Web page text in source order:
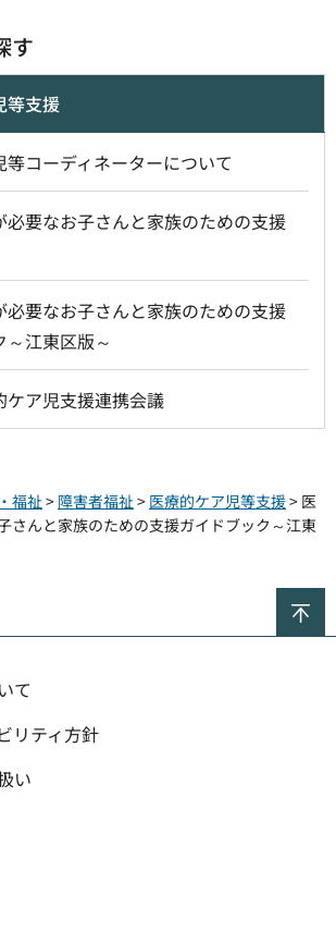
す
等支援
等コーディネーターについて
必要なお子さんと家族のための支援
必要なお子さんと家族のための支援
江東区版～
ケア児支援連携会議
福祉> 障害者福祉 > 医療的ケア児等支援> 医
さんと家族のための支援ガイドブック～江東
て
リティ方針
い